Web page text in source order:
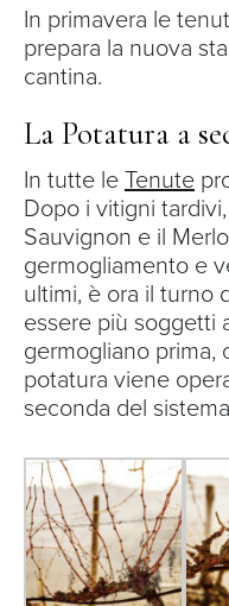
In primavera le
prepara la nuova
cantina.
La Potatura a
In tutte leTenute
Dopo i vitigni
Sauvignon e il
germogliamento e
ultimi, è ora il turno
essere più soggetti
germogliano prima,
potatura viene
seconda del